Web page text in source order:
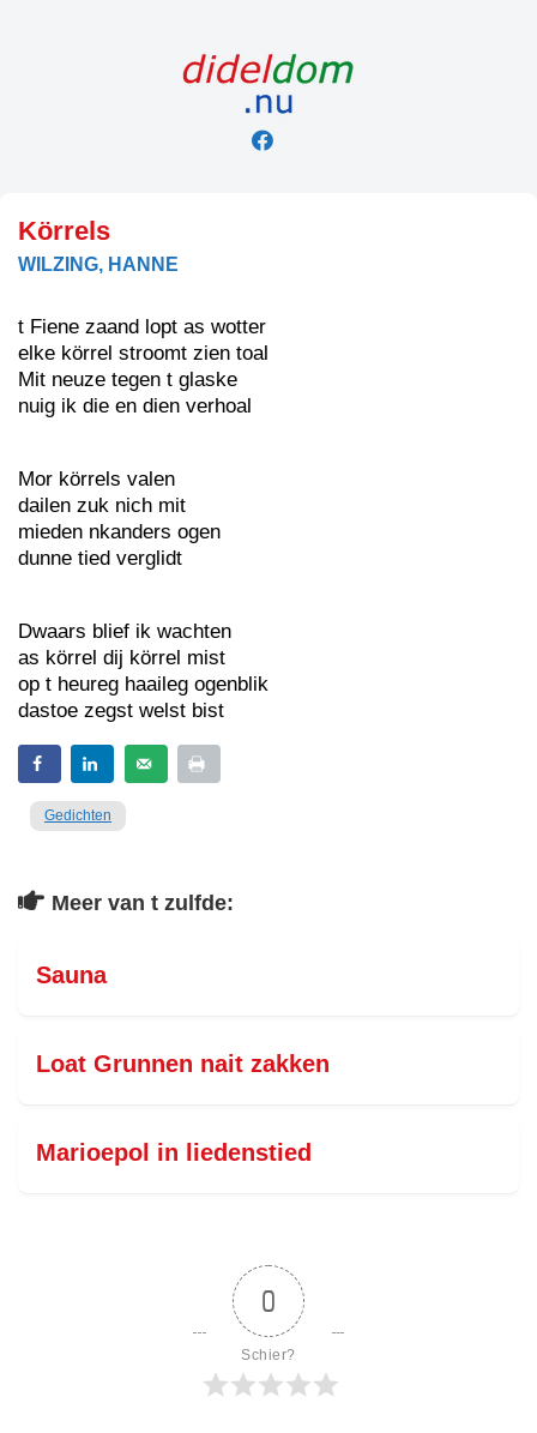
Körrels
WILZING, HANNE
t Fiene zaand lopt as wotter
elke körrel stroomt zien toal
Mit neuze tegen t glaske
nuig ik die en dien verhoal
Mor körrels valen
dailen zuk nich mit
mieden nkanders ogen
dunne tied verglidt
Dwaars blief ik wachten
as körrel dij körrel mist
op t heureg haaileg ogenblik
dastoe zegst welst bist
Gedichten
Meer van t zulfde:
Sauna
Loat Grunnen nait zakken
Marioepol in liedenstied
0
Schier?